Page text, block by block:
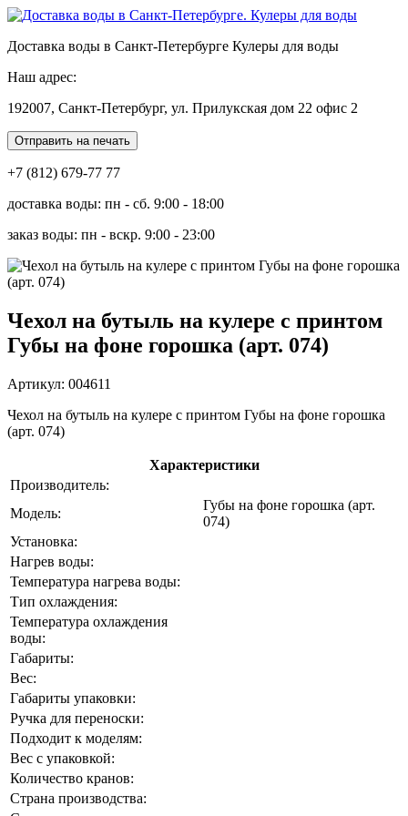
Доставка воды в Санкт-Петербурге Кулеры для воды
Наш адрес:
192007, Санкт-Петербург, ул. Прилукская дом 22 офис 2
Отправить на печать
+7 (812) 679-77 77
доставка воды: пн - сб. 9:00 - 18:00
заказ воды: пн - вскр. 9:00 - 23:00
Чехол на бутыль на кулере с принтом
Губы на фоне горошка (арт. 074)
Артикул: 004611
Чехол на бутыль на кулере с принтом Губы на фоне горошка
(арт. 074)
Характеристики
Производитель:
Модель:
Губы на фоне горошка (арт.
074)
Установка:
Нагрев воды:
Температура нагрева воды:
Тип охлаждения:
Температура охлаждения
воды:
Габариты:
Вес:
Габариты упаковки:
Ручка для переноски:
Подходит к моделям:
Вес с упаковкой:
Количество кранов:
Страна производства: